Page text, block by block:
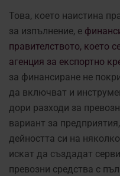
Това, което наистина
за изпълнение, е
правителството, което
агенция за експортно
за финансиране не
да включват и
дори разходи за
вариант за
дейността си на
искат да създадат
превозни средства с